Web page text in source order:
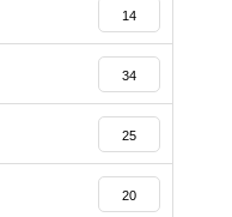
14
34
25
20